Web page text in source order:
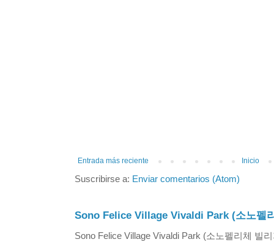
Entrada más reciente Inicio
Suscribirse a: Enviar comentarios (Atom)
Sono Felice Village Vivaldi Park (소노펠
Sono Felice Village Vivaldi Park (소노펠리체 빌